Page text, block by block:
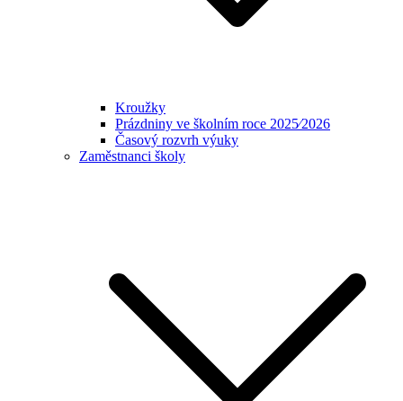
Kroužky
Prázdniny ve školním roce 2025⁄2026
Časový rozvrh výuky
Zaměstnanci školy